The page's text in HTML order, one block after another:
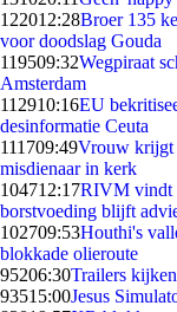
122012:28Broer 135
voor doodslag Gouda
119509:32Wegpiraat
Amsterdam
112910:16EU
desinformatie Ceuta
111709:49Vrouw krijgt
misdienaar in kerk
104712:17RIVM vindt
borstvoeding blijft
102709:53Houthi's
blokkade olieroute
95206:30Trailers
93515:00Jesus